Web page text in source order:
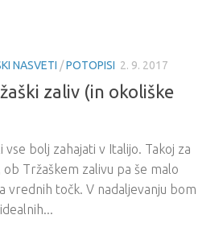
NASVETI /POTOPISI 2. 9. 2017
zaliv (in okoliške
vse bolj zahajati v Italijo. Takoj za
Tržaškem zalivu pa še malo
vrednih točk. V nadaljevanju bom